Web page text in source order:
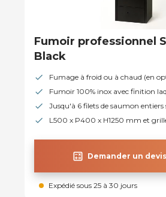
Fumoir professionnel
Black
Fumage à froid ou à chaud (en
Fumoir 100% inox avec finition
Jusqu'à 6 filets de saumon entiers
L500 x P400 x H1250 mm et
calculate Demander un
Expédié sous 25 à 30 jours